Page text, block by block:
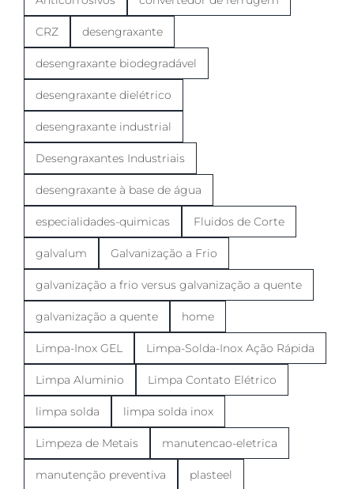
CRZ desengraxante
desengraxante biodegradável
desengraxante dielétrico
desengraxante industrial
Desengraxantes Industriais
desengraxante à base de água
especialidades-quimicas Fluidos de Corte
galvalum Galvanização a Frio
galvanização a frio versus galvanização a quente
galvanização a quente home
Limpa-Inox GEL Limpa-Solda-Inox Ação Rápida
Limpa Aluminio Limpa Contato Elétrico
limpa solda limpa solda inox
Limpeza de Metais manutencao-eletrica
manutenção preventiva plasteel